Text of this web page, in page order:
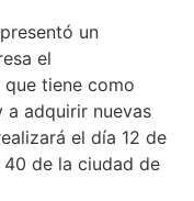
un
el
que tiene como
a adquirir nuevas
el día 12 de
40 de la ciudad de